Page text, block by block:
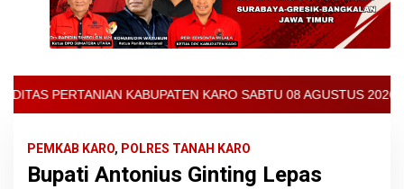
KARO SABTU 08 AGUSTUS 2026 - ARCIS BERASTAGI
PEMKAB KARO, POLRES TANAH KARO
Bupati Antonius Ginting Lepas